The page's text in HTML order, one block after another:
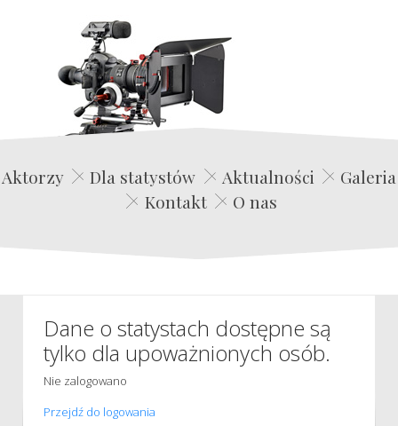
Edwin Film Agencja Aktorska
Aktorzy Dla statystów Aktualności
Galeria
Kontakt
O nas
Dane o statystach dostępne są
tylko dla upoważnionych osób.
Nie zalogowano
Przejdź do logowania